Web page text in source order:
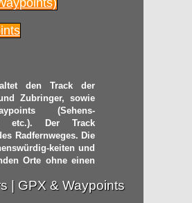
den Track der
Zubringer, sowie
(Sehens-
etc.). Der Track
Radfernweges. Die
keiten und
Orte ohne einen
| GPX & Waypoints